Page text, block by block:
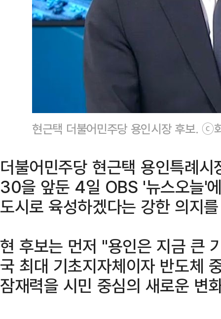
현근택 더불어민주당 용인시장 후보. ⓒ
더불어민주당 현근택 용인특례
30을 앞둔 4일 OBS '뉴스오늘'
도시로 육성하겠다는 강한 의지
현 후보는 먼저 "용인은 지금 큰
국 최대 기초지자체이자 반도체
잠재력을 시민 중심의 새로운 변